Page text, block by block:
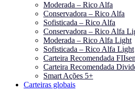
Moderada – Rico Alfa
Conservadora – Rico Alfa
Sofisticada – Rico Alfa
Conservadora – Rico Alfa
Moderada – Rico Alfa Light
Sofisticada – Rico Alfa Light
Carteira Recomendada FIIs
Carteira Recomendada
Smart Ações 5+
Carteiras globais